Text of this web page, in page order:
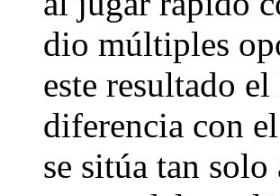
dio múltiples
este resultado
diferencia con
se sitúa tan